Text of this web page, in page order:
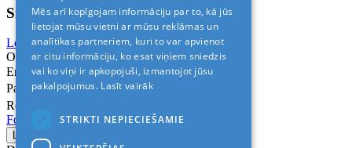
Sign In
Login with Facebook Login with Google
Or
Email
Password
Remember me
Forgot Password?
Mēs arī kopīgojam informāciju par to, kā jūs
lietojat mūsu vietni ar mūsu reklāmas un
analītikas partneriem, kuri to var apvienot
ar citu informāciju, ko esat viņiem sniedzis
vai ko viņi ir apkopojuši, izmantojot jūsu
pakalpojumus. Lasīt vairāk
STRIKTI NEPIECIEŠAMIE